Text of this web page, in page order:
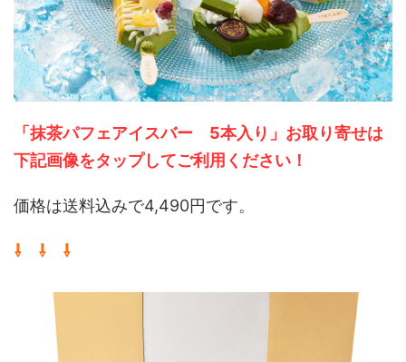
「抹茶パフェアイスバー 5本入り」お取り寄せは
下記画像をタップしてご利用ください！
価格は送料込みで4,490円です。
⇩ ⇩ ⇩